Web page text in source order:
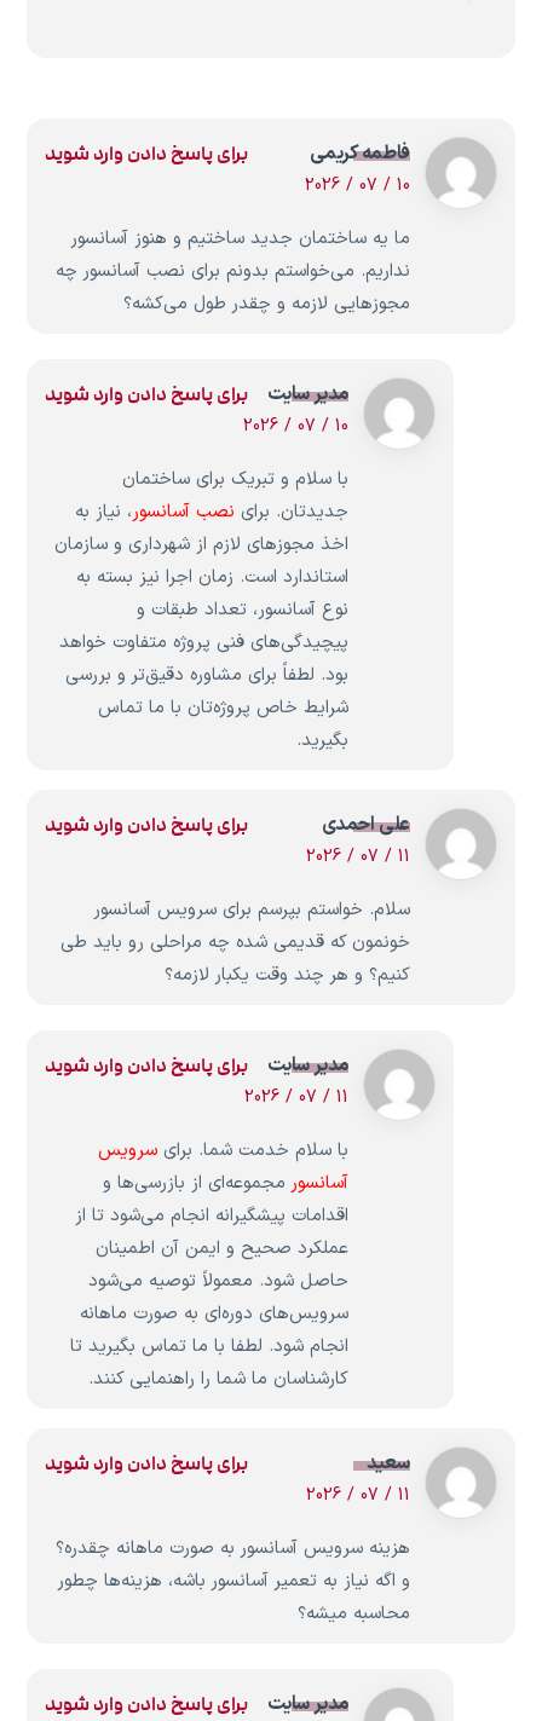
فاطمه کریمی
10 / 07 / 2026
ما یه ساختمان جدید ساختیم و هنوز آسانسور
نداریم. می‌خواستم بدونم برای نصب آسانسور چه
مجوزهایی لازمه و چقدر طول می‌کشه؟
برای پاسخ دادن وارد شوید
مدیر سایت
10 / 07 / 2026
با سلام و تبریک برای ساختمان
جدیدتان. برای نصب آسانسور، نیاز به
اخذ مجوزهای لازم از شهرداری و سازمان
استاندارد است. زمان اجرا نیز بسته به
نوع آسانسور، تعداد طبقات و
پیچیدگی‌های فنی پروژه متفاوت خواهد
بود. لطفاً برای مشاوره دقیق‌تر و بررسی
شرایط خاص پروژه‌تان با ما تماس
بگیرید.
برای پاسخ دادن وارد شوید
علی احمدی
11 / 07 / 2026
سلام. خواستم بپرسم برای سرویس آسانسور
خونمون که قدیمی شده چه مراحلی رو باید طی
کنیم؟ و هر چند وقت یکبار لازمه؟
برای پاسخ دادن وارد شوید
مدیر سایت
11 / 07 / 2026
با سلام خدمت شما. برایسرویس
آسانسور مجموعه‌ای از بازرسی‌ها و
اقدامات پیشگیرانه انجام می‌شود تا از
عملکرد صحیح و ایمن آن اطمینان
حاصل شود. معمولاً توصیه می‌شود
سرویس‌های دوره‌ای به صورت ماهانه
انجام شود. لطفا با ما تماس بگیرید تا
کارشناسان ما شما را راهنمایی کنند.
برای پاسخ دادن وارد شوید
سعید
11 / 07 / 2026
هزینه سرویس آسانسور به صورت ماهانه چقدره؟
و اگه نیاز به تعمیر آسانسور باشه، هزینه‌ها چطور
محاسبه میشه؟
برای پاسخ دادن وارد شوید
مدیر سایت برای پاسخ دادن وارد شوید